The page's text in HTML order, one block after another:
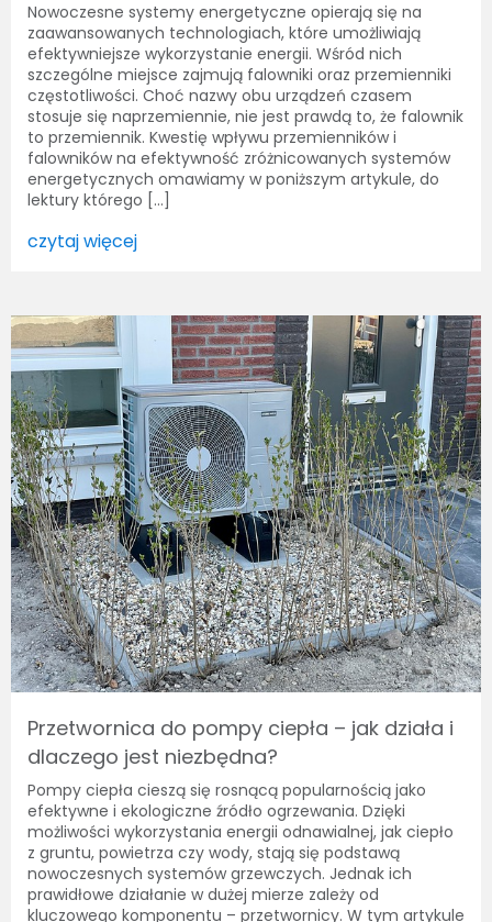
Nowoczesne systemy energetyczne opierają się na
zaawansowanych technologiach, które umożliwiają
efektywniejsze wykorzystanie energii. Wśród nich
szczególne miejsce zajmują falowniki oraz przemienniki
częstotliwości. Choć nazwy obu urządzeń czasem
stosuje się naprzemiennie, nie jest prawdą to, że falownik
to przemiennik. Kwestię wpływu przemienników i
falowników na efektywność zróżnicowanych systemów
energetycznych omawiamy w poniższym artykule, do
lektury którego […]
czytaj więcej
Przetwornica do pompy ciepła – jak działa i
dlaczego jest niezbędna?
Pompy ciepła cieszą się rosnącą popularnością jako
efektywne i ekologiczne źródło ogrzewania. Dzięki
możliwości wykorzystania energii odnawialnej, jak ciepło
z gruntu, powietrza czy wody, stają się podstawą
nowoczesnych systemów grzewczych. Jednak ich
prawidłowe działanie w dużej mierze zależy od
kluczowego komponentu – przetwornicy. W tym artykule